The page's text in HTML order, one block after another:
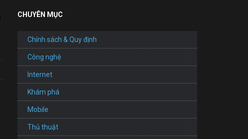
CHUYÊN MỤC
Chính sách & Quy định
Công nghệ
Internet
Khám phá
Mobile
Thủ thuật